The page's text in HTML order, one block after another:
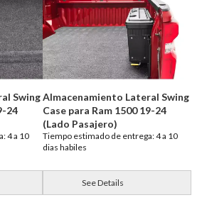
Swing
24
4 a 10
Almacenamiento Lateral Swing
Case para Ram 1500 19-24
(Lado Pasajero)
Tiempo estimado de entrega: 4 a 10
dias habiles
See Details